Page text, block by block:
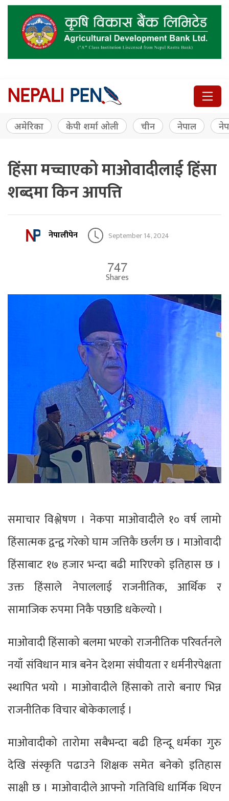
अमेरिका केपी शर्मा ओली चीन नेपाल
हिंसा मच्चाएको माओवादीलाई हिंसा
शब्दमा किन आपत्ति
नेपालीपेन September 14, 2024
747
Shares
समाचार विश्लेषण । नेकपा माओवादीले १० वर्ष लामो
हिंसात्मक द्वन्द्व गरेको घाम जत्तिकै छर्लंग छ । माओवादी
हिंसाबाट १७ हजार भन्दा बढी मारिएको इतिहास छ ।
उक्त हिंसाले नेपाललाई राजनीतिक, आर्थिक र
सामाजिक रुपमा निकै पछाडि धकेल्यो ।
माओवादी हिंसाको बलमा भएको राजनीतिक परिवर्तनले
नयाँ संविधान मात्र बनेन देशमा संघीयता र धर्मनीरपेक्षता
स्थापित भयो । माओवादीले हिंसाको तारो बनाए भिन्न
राजनीतिक विचार बोकेकालाई ।
माओवादीको तारोमा सबैभन्दा बढी हिन्दू धर्मका गुरु
देखि संस्कृति पढाउने शिक्षक समेत बनेको इतिहास
साक्षी छ । माओवादीले आफ्नो गतिविधि धार्मिक थिएन